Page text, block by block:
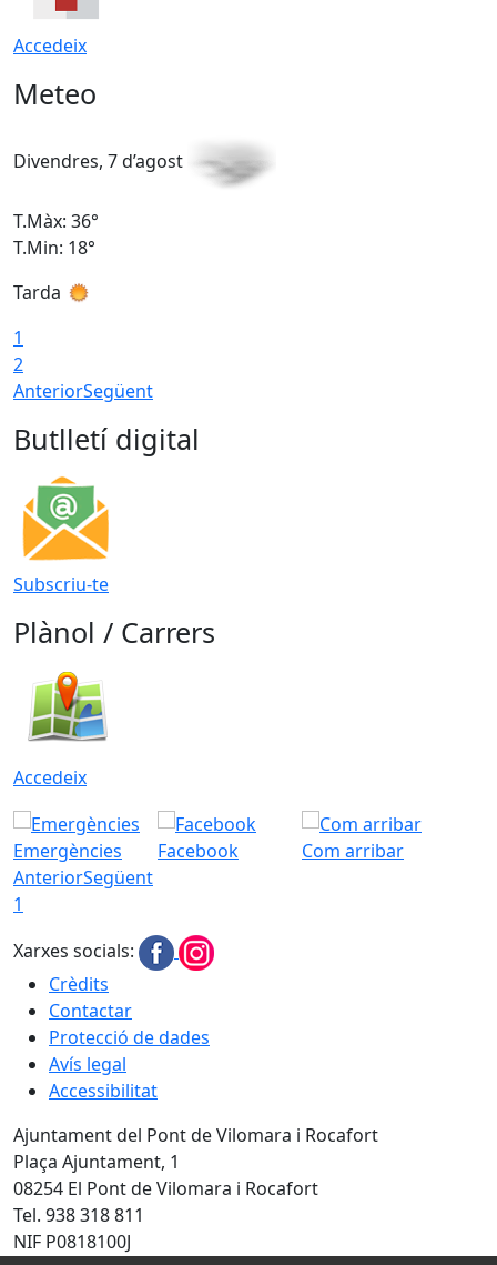
Accedeix
Meteo
Divendres, 7 d’agost
T.Màx: 36°
T.Min: 18°
Tarda
1
2
AnteriorSegüent
Butlletí digital
Subscriu-te
Plànol / Carrers
Accedeix
Emergències Facebook
Com arribar
AnteriorSegüent
1
Xarxes socials:
Crèdits
Contactar
Protecció de dades
Avís legal
Accessibilitat
Ajuntament del Pont de Vilomara i Rocafort
Plaça Ajuntament, 1
08254 El Pont de Vilomara i Rocafort
Tel. 938 318 811
NIF P0818100J